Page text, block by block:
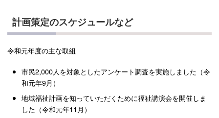
計画策定のスケジュールなど
令和元年度の主な取組
市民2,000人を対象としたアンケート調査を実施しました（令
和元年9月）
地域福祉計画を知っていただくために福祉講演会を開催しま
した（令和元年11月）